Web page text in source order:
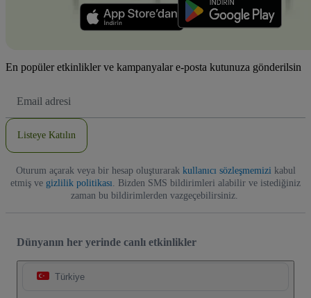
En popüler etkinlikler ve kampanyalar e-posta kutunuza gönderilsin
posta
Listeye Katılın
Oturum açarak veya bir hesap oluşturarak kullanıcı sözleşmemizikabul
etmiş ve gizlilik politikası. Bizden SMS bildirimleri alabilir ve istediğiniz
zaman bu bildirimlerden vazgeçebilirsiniz.
Dünyanın her yerinde canlı etkinlikler
Türkiye